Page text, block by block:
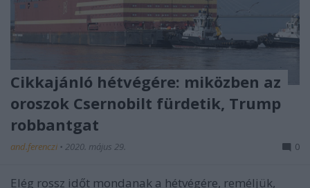
Cikkajánló hétvégére: miközben az
oroszok Csernobilt fürdetik, Trump
robbantgat
and.ferenczi • 2020. május 29. 0
Elég rossz időt mondanak a hétvégére, reméljük,